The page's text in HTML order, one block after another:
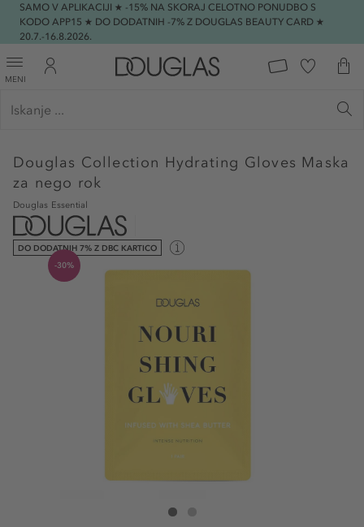
SAMO V APLIKACIJI ★ -15% NA SKORAJ CELOTNO PONUDBO S
KODO APP15 ★ DO DODATNIH -7% Z DOUGLAS BEAUTY CARD ★
20.7.-16.8.2026.
MENI
Douglas Collection Hydrating Gloves Maska
za nego rok
Douglas Essential
DO DODATNIH 7% Z DBC KARTICO
-30%
Douglas Collection Hydrating Gloves